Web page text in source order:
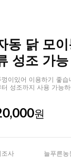
동 닭 모
성조 가능
껑이있어 이용하기 좋습
터 성조까지 사용 가능
원
조사
늘푸른농